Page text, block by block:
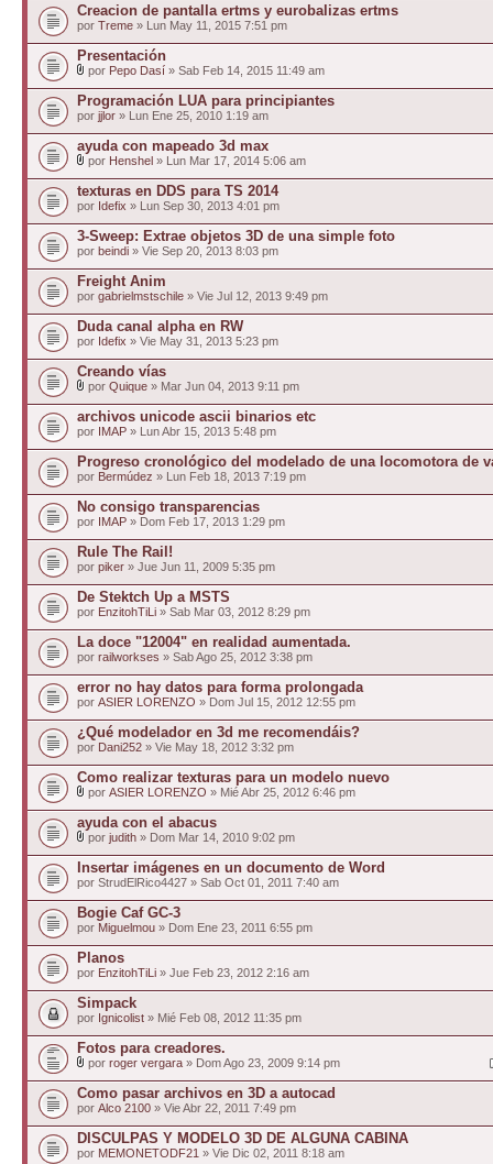
Creacion de pantalla ertms y eurobalizas ertms
por Treme » Lun May 11, 2015 7:51 pm
Presentación
por Pepo Dasí » Sab Feb 14, 2015 11:49 am
Programación LUA para principiantes
por jjlor » Lun Ene 25, 2010 1:19 am
ayuda con mapeado 3d max
por Henshel » Lun Mar 17, 2014 5:06 am
texturas en DDS para TS 2014
por Idefix » Lun Sep 30, 2013 4:01 pm
3-Sweep: Extrae objetos 3D de una simple foto
por beindi » Vie Sep 20, 2013 8:03 pm
Freight Anim
por gabrielmstschile » Vie Jul 12, 2013 9:49 pm
Duda canal alpha en RW
por Idefix » Vie May 31, 2013 5:23 pm
Creando vías
por Quique » Mar Jun 04, 2013 9:11 pm
archivos unicode ascii binarios etc
por IMAP » Lun Abr 15, 2013 5:48 pm
Progreso cronológico del modelado de una locomotora de
por Bermúdez » Lun Feb 18, 2013 7:19 pm
No consigo transparencias
por IMAP » Dom Feb 17, 2013 1:29 pm
Rule The Rail!
por piker » Jue Jun 11, 2009 5:35 pm
De Stektch Up a MSTS
por EnzitohTiLi » Sab Mar 03, 2012 8:29 pm
La doce "12004" en realidad aumentada.
por railworkses » Sab Ago 25, 2012 3:38 pm
error no hay datos para forma prolongada
por ASIER LORENZO » Dom Jul 15, 2012 12:55 pm
¿Qué modelador en 3d me recomendáis?
por Dani252 » Vie May 18, 2012 3:32 pm
Como realizar texturas para un modelo nuevo
por ASIER LORENZO » Mié Abr 25, 2012 6:46 pm
ayuda con el abacus
por judith » Dom Mar 14, 2010 9:02 pm
Insertar imágenes en un documento de Word
por StrudElRico4427 » Sab Oct 01, 2011 7:40 am
Bogie Caf GC-3
por Miguelmou » Dom Ene 23, 2011 6:55 pm
Planos
por EnzitohTiLi » Jue Feb 23, 2012 2:16 am
Simpack
por Ignicolist » Mié Feb 08, 2012 11:35 pm
Fotos para creadores.
por roger vergara » Dom Ago 23, 2009 9:14 pm
Como pasar archivos en 3D a autocad
por Alco 2100 » Vie Abr 22, 2011 7:49 pm
DISCULPAS Y MODELO 3D DE ALGUNA CABINA
por MEMONETODF21 » Vie Dic 02, 2011 8:18 am